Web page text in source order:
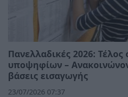
Πανελλαδικές 2026:
υποψηφίων –
βάσεις εισαγωγής
23/07/2026 07:37